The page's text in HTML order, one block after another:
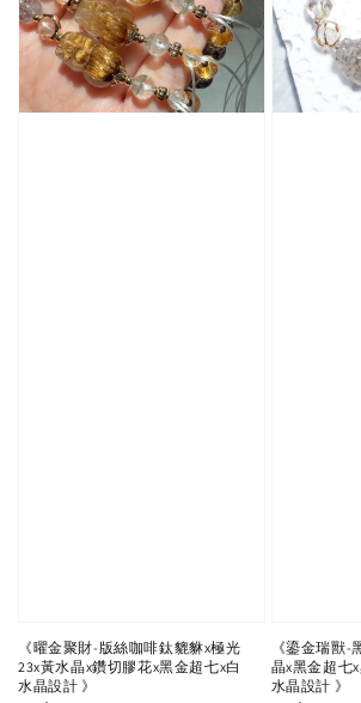
《曜金聚財-版絲咖啡鈦貔貅x極光
23x黃水晶x鑽切膠花x黑金超七x白
水晶設計 》
《鎏金瑞獸-
晶x黑金超七
水晶設計 》